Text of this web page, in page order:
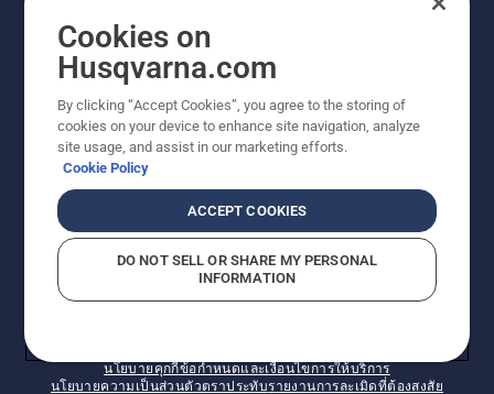
ข้อมูลผลิตภัณฑ์ทางกฎหมาย
นโยบายคุกกี้ข้อกำหนดและเงื่อนไขการให้บริการ
นโยบายความเป็นส่วนตัวตราประทับรายงานการละเมิดที่ต้องสงสัย
Cookies on
Husqvarna.com
By clicking “Accept Cookies”, you agree to the storing of
cookies on your device to enhance site navigation, analyze
site usage, and assist in our marketing efforts.
Cookie Policy
ACCEPT COOKIES
DO NOT SELL OR SHARE MY PERSONAL
INFORMATION